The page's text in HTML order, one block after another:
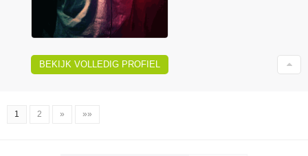
BEKIJK VOLLEDIG PROFIEL
1 2 » »»